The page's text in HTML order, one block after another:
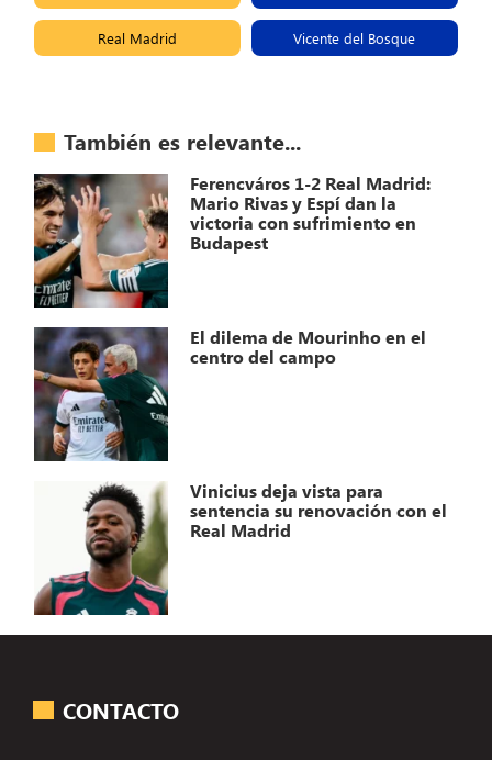
Real Madrid Vicente del Bosque
También es relevante...
Ferencváros 1-2 Real Madrid:
Mario Rivas y Espí dan la
victoria con sufrimiento en
Budapest
El dilema de Mourinho en el
centro del campo
Vinicius deja vista para
sentencia su renovación con el
Real Madrid
CONTACTO